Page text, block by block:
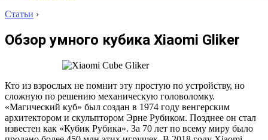
Статьи ›
Обзор умного кубика Xiaomi Gliker
Кто из взрослых не помнит эту простую по устройству, но
сложную по решению механическую головоломку.
«Магический куб» был создан в 1974 году венгерским
архитектором и скульптором Эрне Рубиком. Позднее он стал
известен как «Кубик Рубика». За 70 лет по всему миру было